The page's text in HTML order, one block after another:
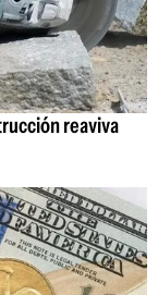
reaviva